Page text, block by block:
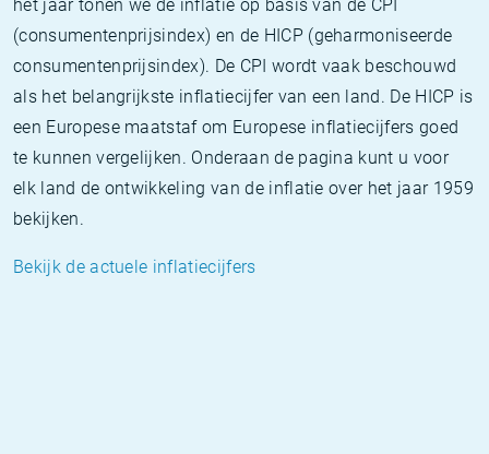
het jaar tonen we de inflatie op basis van de CPI
(consumentenprijsindex) en de HICP (geharmoniseerde
consumentenprijsindex). De CPI wordt vaak beschouwd
als het belangrijkste inflatiecijfer van een land. De HICP is
een Europese maatstaf om Europese inflatiecijfers goed
te kunnen vergelijken. Onderaan de pagina kunt u voor
elk land de ontwikkeling van de inflatie over het jaar 1959
bekijken.
Bekijk de actuele inflatiecijfers